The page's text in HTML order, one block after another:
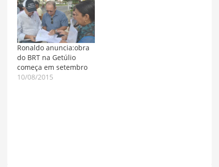
26, definirá a
programação para
publicação da licitação
pública que o Governo
Municipal apresentará
visando a implantação
do sistema de
transporte público de
Ronaldo anuncia:obra
do BRT na Getúlio
começa em setembro
10/08/2015